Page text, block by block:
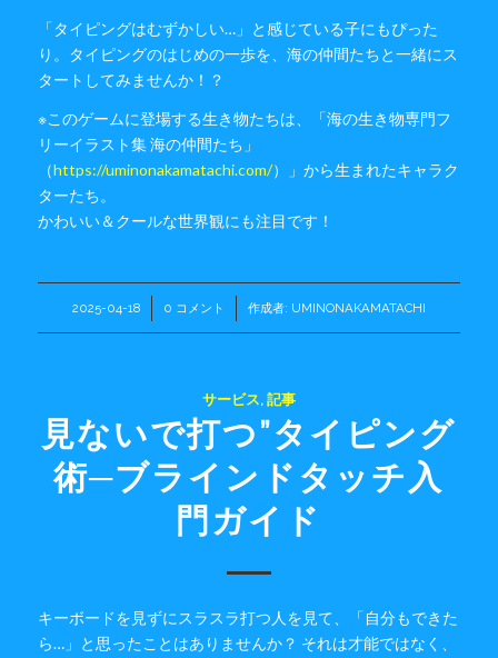
「タイピングはむずかしい…」と感じている子にもぴった
り。タイピングのはじめの一歩を、海の仲間たちと一緒にス
タートしてみませんか！？
※このゲームに登場する生き物たちは、「海の生き物専門フ
リーイラスト集 海の仲間たち」
（https://uminonakamatachi.com/）」から生まれたキャラク
ターたち。
かわいい＆クールな世界観にも注目です！
2025-04-18
/ 0 コメント
/ 作成者: UMINONAKAMATACHI
サービス, 記事
見ないで打つ”タイピング
術─ブラインドタッチ入
門ガイド
キーボードを見ずにスラスラ打つ人を見て、「自分もできた
ら…」と思ったことはありませんか？ それは才能ではなく、